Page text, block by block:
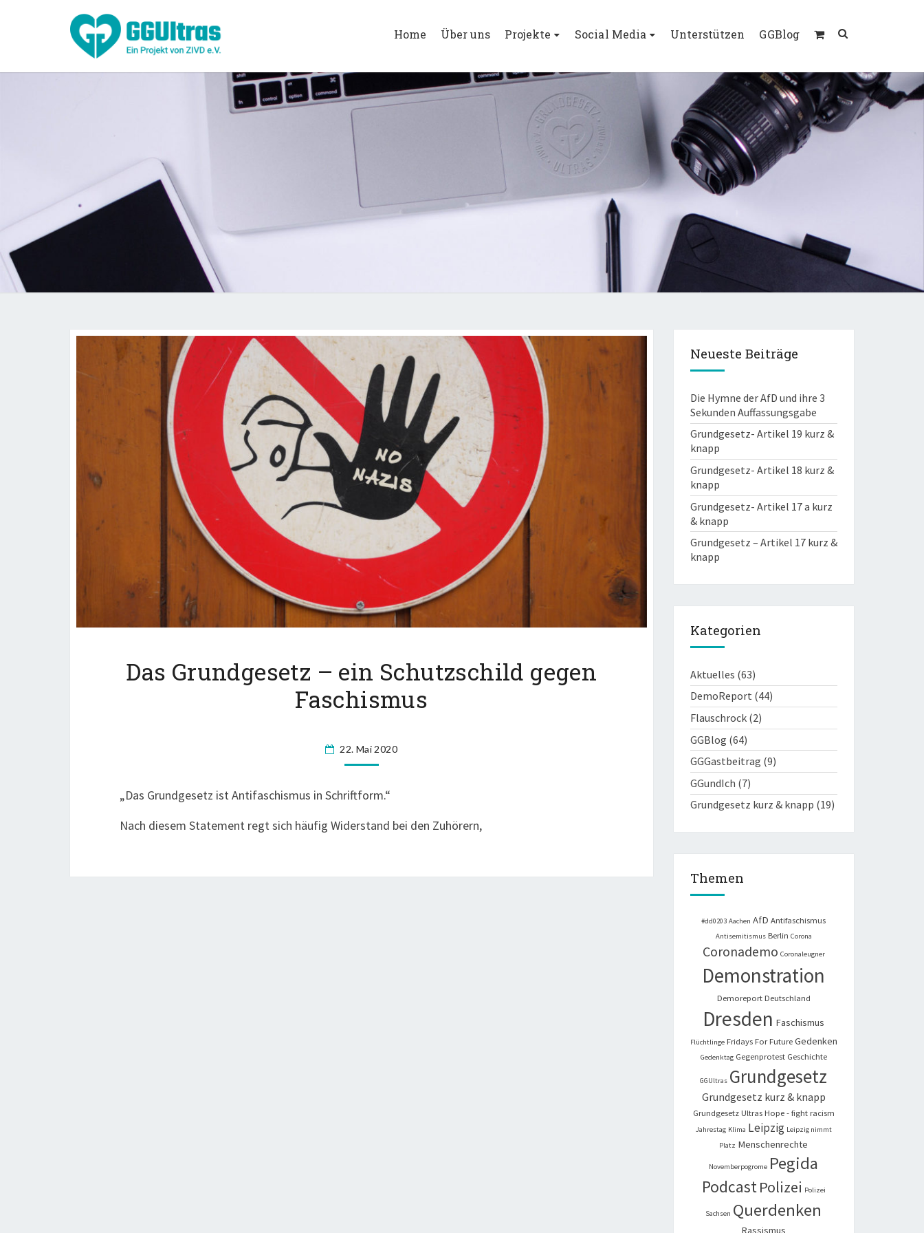
Home Über uns Projekte Social Media Unterstützen GGBlog
Search
GGULTRAS
Die Würde
Des
A
S
G
U
N
G
S
Das Grundgesetz – ein Schutzschild gegen
Faschismus
22. Mai 2020
„Das Grundgesetz ist Antifaschismus in Schriftform.“
Nach diesem Statement regt sich häufig Widerstand bei den Zuhörern,
Neueste Beiträge
Die Hymne der AfD und ihre 3
Sekunden Auffassungsgabe
Grundgesetz- Artikel 19 kurz &
knapp
Grundgesetz- Artikel 18 kurz &
knapp
Grundgesetz- Artikel 17 a kurz
& knapp
Grundgesetz – Artikel 17 kurz &
knapp
Kategorien
Aktuelles (63)
DemoReport (44)
Flauschrock(2)
GGBlog (64)
GGGastbeitrag (9)
GGundIch (7)
Grundgesetz kurz & knapp (19)
Themen
#dd0203 Aachen AfD Antifaschismus
Antisemitismus Berlin Corona
Coronademo Coronaleugner
Demonstration
Demoreport Deutschland
Dresden Faschismus
Flüchtlinge Fridays For Future Gedenken
Gedenktag Gegenprotest Geschichte
GGUltras Grundgesetz
Grundgesetz kurz & knapp
Grundgesetz Ultras Hope - fight racism
Jahrestag Klima Leipzig Leipzig nimmt
Platz Menschenrechte
Novemberpogrome Pegida
PodcastPolizei Polizei
Sachsen Querdenken
Rassismus